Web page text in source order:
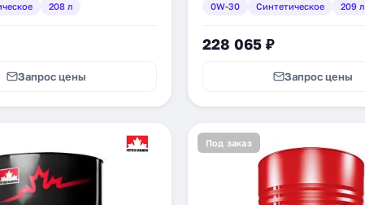
208 л
Запрос цены
0W-30 Синтетическое 209 л
228 065 ₽
Запрос цены
Под заказ